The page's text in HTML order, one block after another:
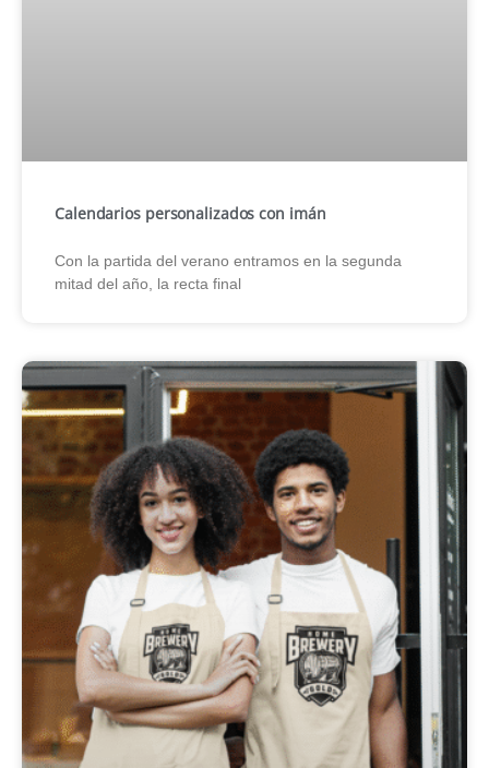
Calendarios personalizados con imán
Con la partida del verano entramos en la segunda
mitad del año, la recta final